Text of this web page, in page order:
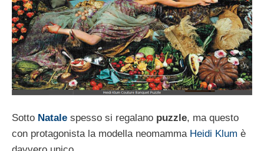
Sotto Natale spesso si regalano puzzle, ma questo
con protagonista la modella neomamma Heidi Klum è